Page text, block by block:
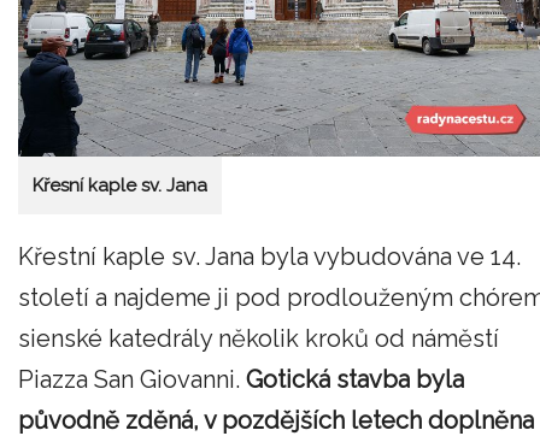
Křesní kaple sv. Jana
Křestní kaple sv. Jana byla vybudována ve 14.
století a najdeme ji pod prodlouženým
sienské katedrály několik kroků od náměstí
Piazza San Giovanni. Gotická stavba byla
původně zděná, v pozdějších letech doplněna